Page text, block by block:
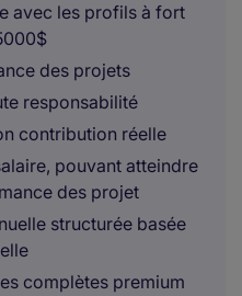
avec les profils à fort
des projets
responsabilité
contribution réelle
pouvant atteindre
des projet
structurée basée
complètes premium